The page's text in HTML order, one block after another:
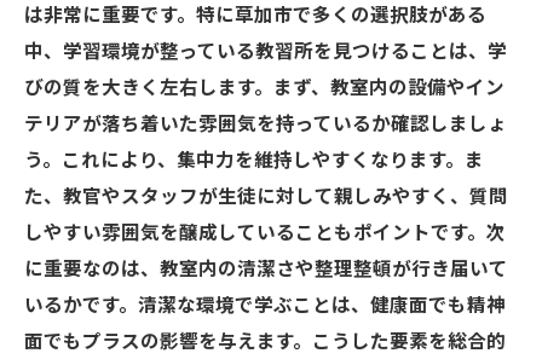
は非常に重要です。特に草加市で多くの選択肢がある
中、学習環境が整っている教習所を見つけることは、学
びの質を大きく左右します。まず、教室内の設備やイン
テリアが落ち着いた雰囲気を持っているか確認しましょ
う。これにより、集中力を維持しやすくなります。ま
た、教官やスタッフが生徒に対して親しみやすく、質問
しやすい雰囲気を醸成していることもポイントです。次
に重要なのは、教室内の清潔さや整理整頓が行き届いて
いるかです。清潔な環境で学ぶことは、健康面でも精神
面でもプラスの影響を与えます。こうした要素を総合的